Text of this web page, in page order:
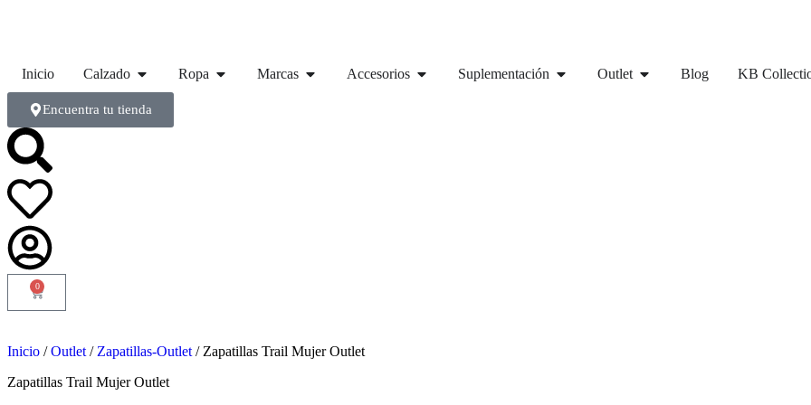
Inicio Calzado Ropa Marcas Accesorios Suplementación Outlet Blog KB
Encuentra tu tienda
0
Inicio /Outlet / Zapatillas-Outlet / Zapatillas Trail Mujer Outlet
Zapatillas Trail Mujer Outlet